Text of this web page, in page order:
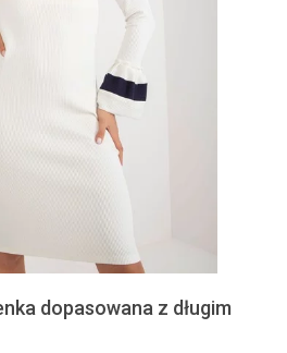
dopasowana z długim